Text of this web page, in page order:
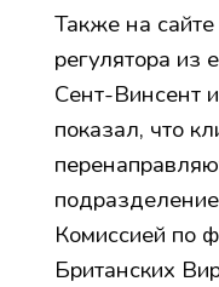
Также на
регулятора из
Сент-Винсент
показал, что
Комиссией по
Британских